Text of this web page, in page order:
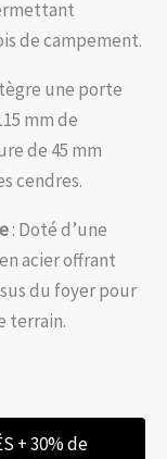
de campement.
une porte
mm de
de 45 mm
cendres.
: Doté d’une
acier offrant
du foyer pour
terrain.
+ 30% de